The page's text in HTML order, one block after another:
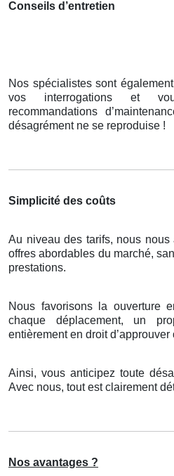
Conseils d’entretien
Nos spécialistes sont
vos interrogations et
recommandations
désagrément ne se reproduise !
Simplicité des coûts
Au niveau des tarifs, nous
offres abordables du marché,
prestations.
Nous favorisons la ouverture
chaque déplacement, un
entièrement en droit d’approuver
Ainsi, vous anticipez toute
Avec nous, tout est clairement
Nos avantages ?